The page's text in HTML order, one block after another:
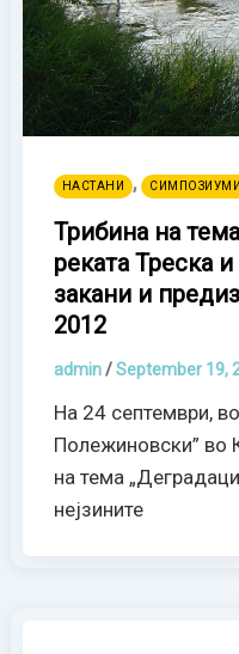
НАСТАНИ ,
Трибина на
реката Треска
закани и
2012
admin/September 19,
На 24 септември,
Полежиновски” во
на тема
нејзините